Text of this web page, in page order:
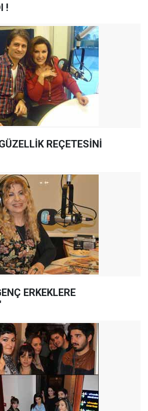
!
REÇETESİNİ
ERKEKLERE